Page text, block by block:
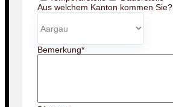
Aus welchem Kanton kommen Sie?
Bemerkung*